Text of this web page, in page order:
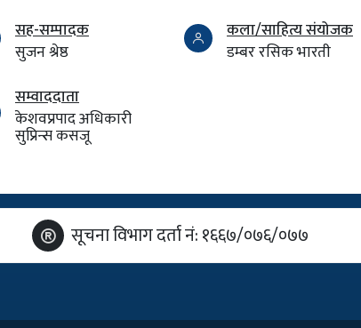
सह-सम्पादक
सुजन श्रेष्ठ
कला/साहित्य संयोजक
डम्बर रसिक भारती
सम्वाददाता
केशवप्रपाद अधिकारी
सुप्रिन्स कसजू
सूचना विभाग दर्ता नं: १६६७/०७६/०७७